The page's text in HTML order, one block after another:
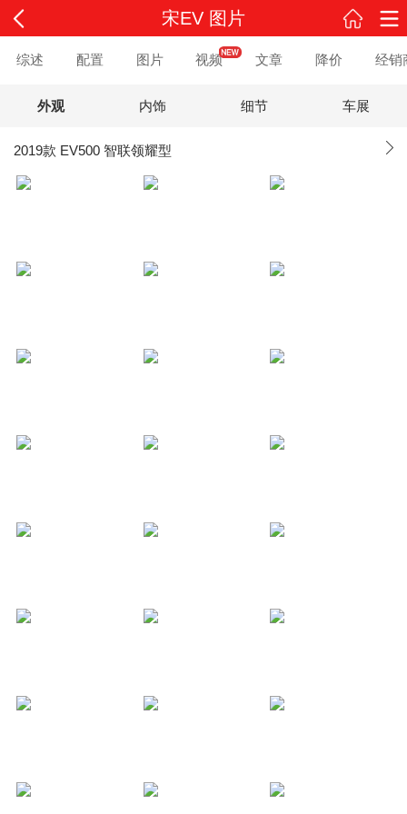
宋EV 图片
综述 配置 图片 视频 文章 降价 经销
外观 内饰 细节 车展
2019款 EV500 智联领耀型